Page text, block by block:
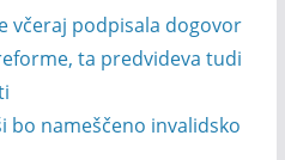
včeraj podpisala dogovor
ta predvideva tudi
bo nameščeno invalidsko